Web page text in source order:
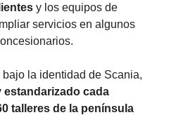
y los equipos de
servicios en algunos
la identidad de Scania,
estandarizado cada
talleres de la península